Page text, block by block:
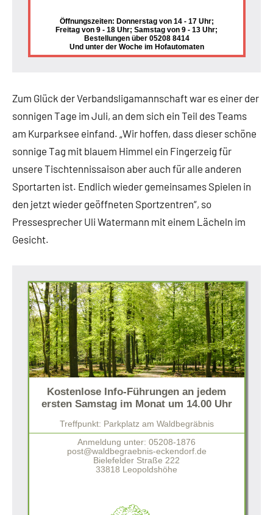
Öffnungszeiten: Donnerstag von 14 - 17 Uhr;
Freitag von 9 - 18 Uhr; Samstag von 9 - 13 Uhr;
Bestellungen über 05208 8414
Und unter der Woche im Hofautomaten
Zum Glück der Verbandsligamannschaft war es einer der
sonnigen Tage im Juli, an dem sich ein Teil des Teams
am Kurparksee einfand. „Wir hoffen, dass dieser schöne
sonnige Tag mit blauem Himmel ein Fingerzeig für
unsere Tischtennissaison aber auch für alle anderen
Sportarten ist. Endlich wieder gemeinsames Spielen in
den jetzt wieder geöffneten Sportzentren“, so
Pressesprecher Uli Watermann mit einem Lächeln im
Gesicht.
Kostenlose Info-Führungen an jedem
ersten Samstag im Monat um 14.00 Uhr
Treffpunkt: Parkplatz am Waldbegräbnis
Anmeldung unter: 05208-1876
post@waldbegraebnis-eckendorf.de
Bielefelder Straße 222
33818 Leopoldshöhe